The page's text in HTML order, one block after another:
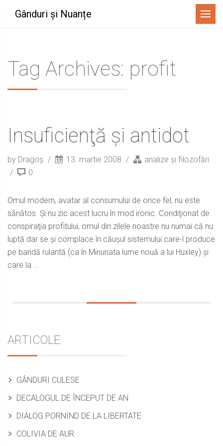
Gânduri și Nuanțe Menu
Tag Archives: profit
Insuficienţă şi antidot
by Dragoș 13. martie 2008
analize și filozofări
0
Omul modern, avatar al consumului de orice fel, nu este
sănătos. Şi nu zic acest lucru în mod ironic. Condiţionat de
conspiraţia profitului, omul din zilele noastre nu numai că nu
luptă dar se şi complace în căuşul sistemului care-l produce
pe bandă rulantă (ca în Minunata lume nouă a lui Huxley) şi
care la ...
Sidebar
ARTICOLE
GÂNDURI CULESE
DECALOGUL DE ÎNCEPUT DE AN
DIALOG PORNIND DE LA LIBERTATE
COLIVIA DE AUR